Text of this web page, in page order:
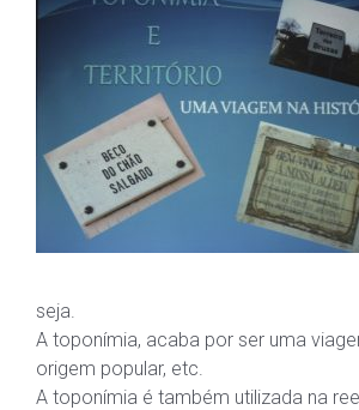
seja.
A toponímia, acaba por ser uma
origem popular, etc.
A toponímia é também utilizada na